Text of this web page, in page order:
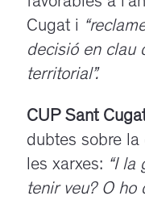
Cugat i
decisió en clau
territorial”.
CUP Sant
dubtes sobre
les xarxes: “I la
tenir veu? O ho